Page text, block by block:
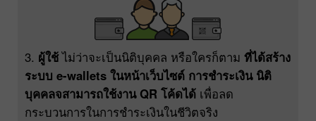
3. ผู้ใช้ไม่ว่าจะเป็นนิติบุคคล หรือใครก็ตาม ที่ได้สร้าง
ระบบ e-wallets ในหน้าเว็บไซต์ การชำระเงิน นิติ
บุคคลจสามารถใช้งาน QR โค้ดได้ เพื่อลด
กระบวนการในการชำระเงินในชีวิตจริง